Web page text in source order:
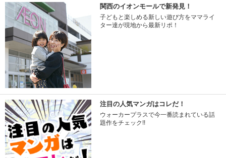
関西のイオンモールで新発見！
子どもと楽しめる新しい遊び方をママライ
ター達が現地から最新リポ！
注目の人気マンガはコレだ！
ウォーカープラスで今一番読まれている話
題作をチェック!!